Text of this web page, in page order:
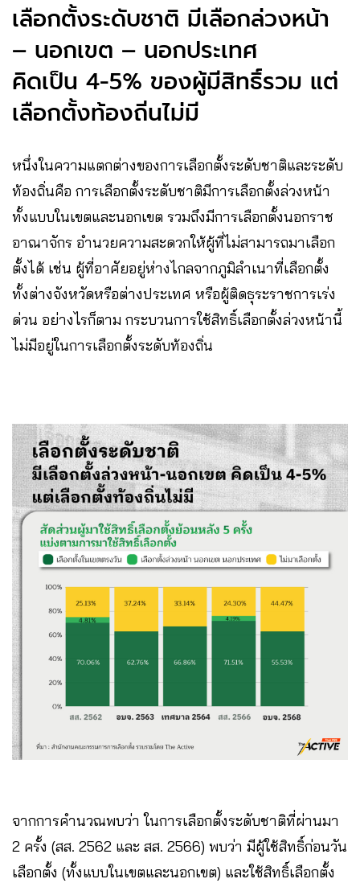
เลือกตั้งระดับชาติ มีเลือกล่วงหน้า
– นอกเขต – นอกประเทศ
คิดเป็น 4-5% ของผู้มีสิทธิ์รวม แต่
เลือกตั้งท้องถิ่นไม่มี
หนึ่งในความแตกต่างของการเลือกตั้งระดับชาติและระดับ
ท้องถิ่นคือ การเลือกตั้งระดับชาติมีการเลือกตั้งล่วงหน้า
ทั้งแบบในเขตและนอกเขต รวมถึงมีการเลือกตั้งนอกราช
อาณาจักร อำนวยความสะดวกให้ผู้ที่ไม่สามารถมาเลือก
ตั้งได้ เช่น ผู้ที่อาศัยอยู่ห่างไกลจากภูมิลำเนาที่เลือกตั้ง
ทั้งต่างจังหวัดหรือต่างประเทศ หรือผู้ติดธุระราชการเร่ง
ด่วน อย่างไรก็ตาม กระบวนการใช้สิทธิ์เลือกตั้งล่วงหน้านี้
ไม่มีอยู่ในการเลือกตั้งระดับท้องถิ่น
จากการคำนวณพบว่า ในการเลือกตั้งระดับชาติที่ผ่านมา
2 ครั้ง (สส. 2562 และ สส. 2566) พบว่า มีผู้ใช้สิทธิ์ก่อนวัน
เลือกตั้ง (ทั้งแบบในเขตและนอกเขต) และใช้สิทธิ์เลือกตั้ง